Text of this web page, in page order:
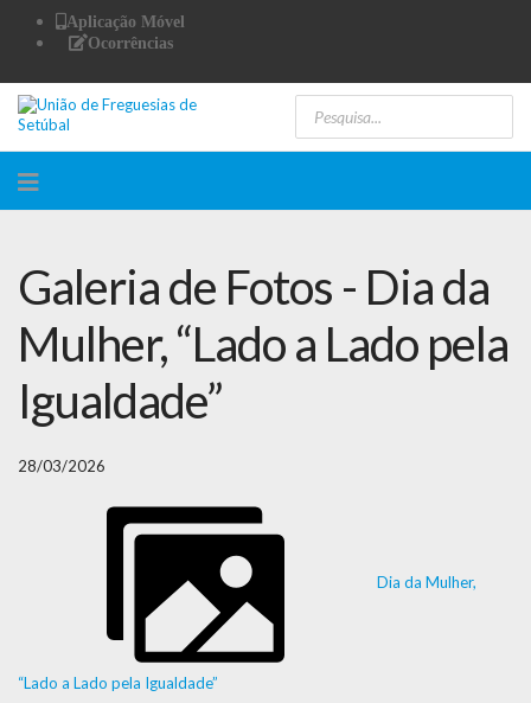
Aplicação Móvel
Ocorrências
Galeria de Fotos - Dia da
Mulher, “Lado a Lado pela
Igualdade”
28/03/2026
Dia da Mulher,
“Lado a Lado pela Igualdade”